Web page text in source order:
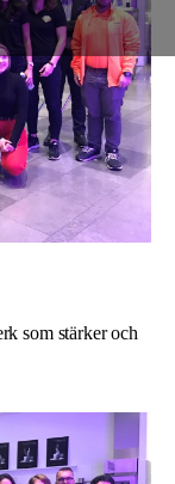
som stärker och